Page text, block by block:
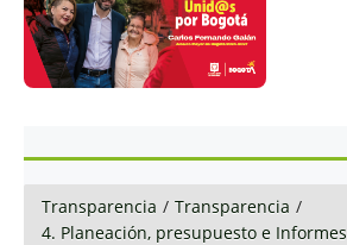
Transparencia / Transparencia /
4. Planeación, presupuesto e Informes